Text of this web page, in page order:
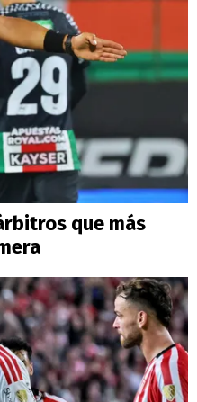
que más